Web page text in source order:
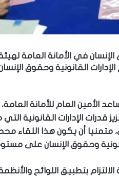
في الأمانة العامة
الإدارات القانونية وحقوق
العام للأمانة
قدرات الإدارات القانونية
متمنيا أن يكون هذا اللقاء
وحقوق الإنسان على
بتطبيق اللوائح